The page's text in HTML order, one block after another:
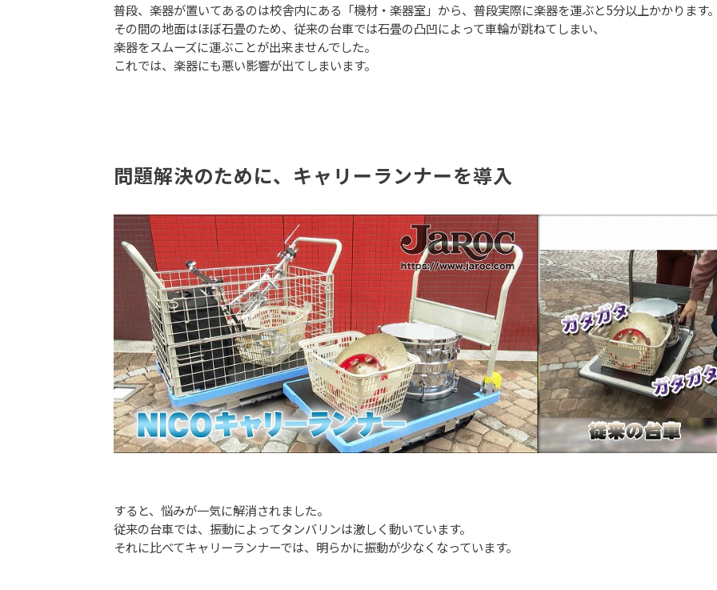
普段、楽器が置いてあるのは校舎内にある「機材・楽器室」から、普段実際に楽器を運ぶと5分以上かかります
その間の地面はほぼ石畳のため、従来の台車では石畳の凸凹によって車輪が跳ねてしまい、
楽器をスムーズに運ぶことが出来ませんでした。
これでは、楽器にも悪い影響が出てしまいます。
問題解決のために、キャリーランナーを導入
すると、悩みが一気に解消されました。
従来の台車では、振動によってタンバリンは激しく動いています。
それに比べてキャリーランナーでは、明らかに振動が少なくなっています。